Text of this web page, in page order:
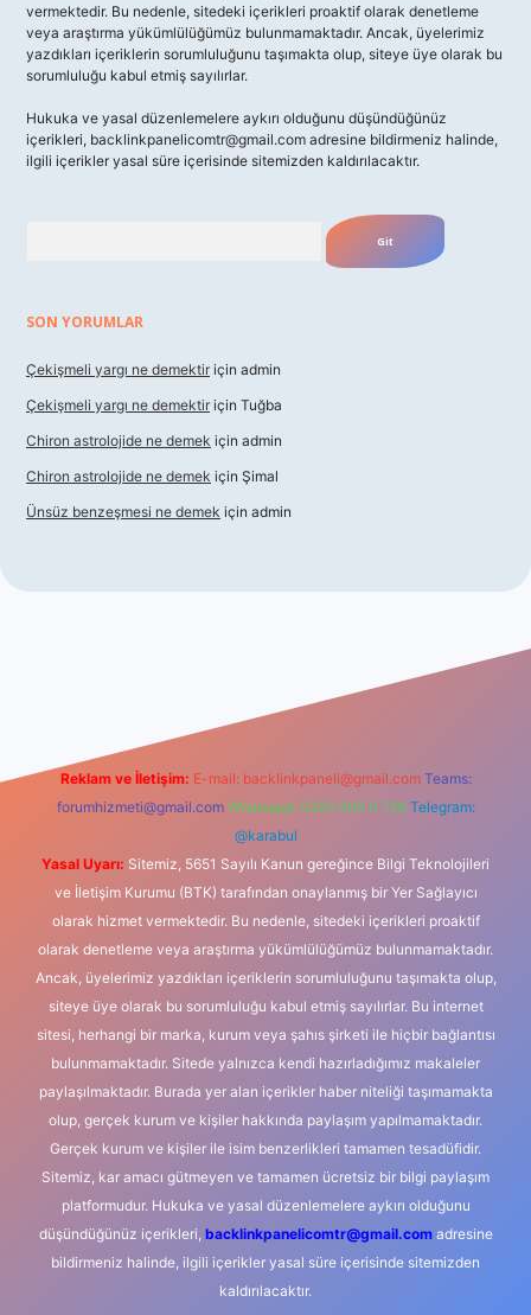
vermektedir. Bu nedenle, sitedeki içerikleri proaktif olarak denetleme
veya araştırma yükümlülüğümüz bulunmamaktadır. Ancak, üyelerimiz
yazdıkları içeriklerin sorumluluğunu taşımakta olup, siteye üye olarak bu
sorumluluğu kabul etmiş sayılırlar.
Hukuka ve yasal düzenlemelere aykırı olduğunu düşündüğünüz
içerikleri, backlinkpanelicomtr@gmail.com adresine bildirmeniz halinde,
ilgili içerikler yasal süre içerisinde sitemizden kaldırılacaktır.
SON YORUMLAR
Çekişmeli yargı ne demektir için admin
Çekişmeli yargı ne demektir için Tuğba
Chiron astrolojide ne demek için admin
Chiron astrolojide ne demek için Şimal
Ünsüz benzeşmesi ne demek için admin
Reklam ve İletişim: E-mail: backlinkpaneli@gmail.com Teams:
forumhizmeti@gmail.com Whatsapp: 0262 606 0 726 Telegram:
@karabul
Yasal Uyarı: Sitemiz, 5651 Sayılı Kanun gereğince Bilgi Teknolojileri
ve İletişim Kurumu (BTK) tarafından onaylanmış bir Yer Sağlayıcı
olarak hizmet vermektedir. Bu nedenle, sitedeki içerikleri proaktif
olarak denetleme veya araştırma yükümlülüğümüz bulunmamaktadır.
Ancak, üyelerimiz yazdıkları içeriklerin sorumluluğunu taşımakta olup,
siteye üye olarak bu sorumluluğu kabul etmiş sayılırlar. Bu internet
sitesi, herhangi bir marka, kurum veya şahıs şirketi ile hiçbir bağlantısı
bulunmamaktadır. Sitede yalnızca kendi hazırladığımız makaleler
paylaşılmaktadır. Burada yer alan içerikler haber niteliği taşımamakta
olup, gerçek kurum ve kişiler hakkında paylaşım yapılmamaktadır.
Gerçek kurum ve kişiler ile isim benzerlikleri tamamen tesadüfidir.
Sitemiz, kar amacı gütmeyen ve tamamen ücretsiz bir bilgi paylaşım
platformudur. Hukuka ve yasal düzenlemelere aykırı olduğunu
düşündüğünüz içerikleri, backlinkpanelicomtr@gmail.comadresine
bildirmeniz halinde, ilgili içerikler yasal süre içerisinde sitemizden
kaldırılacaktır.